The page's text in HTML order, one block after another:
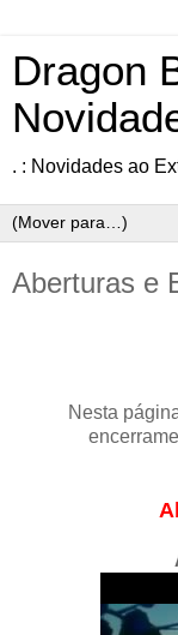
Dragon
. : Novidades ao
Aberturas e
Nesta